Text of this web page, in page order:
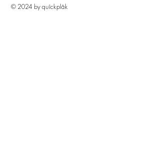
© 2024 by quîckplâk